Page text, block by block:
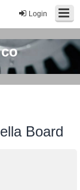
Login
Board